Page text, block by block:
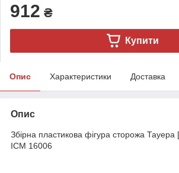
912 ₴
Купити
Опис Характеристики Доставка
Опис
Збірна пластикова фігура сторожа Тауера
ICM 16006